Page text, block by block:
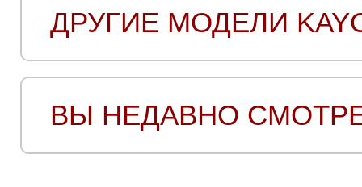
ДРУГИЕ МОДЕЛИ
ВЫ НЕДАВНО